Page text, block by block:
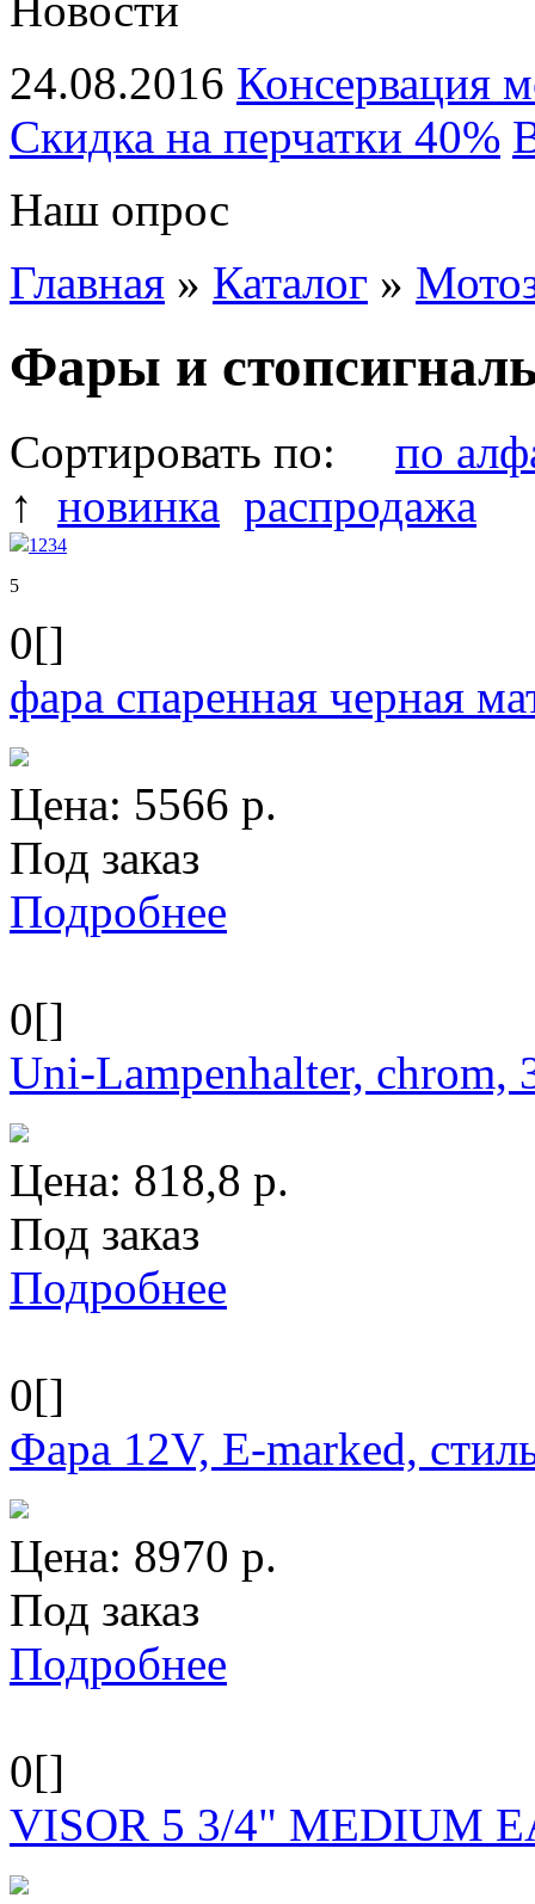
24.08.2016 Консервация
Скидка на перчатки 40%
Наш опрос
Главная » Каталог »
Фары и
Сортировать по: по
↑ новинка распродажа
1 234
5
0[]
фара спаренная черная
Цена: 5566 р.
Под заказ
Подробнее
0[]
Uni-Lampenhalter, chrom,
Цена: 818,8 р.
Под заказ
Подробнее
0[]
Фара 12V, E-marked,
Цена: 8970 р.
Под заказ
Подробнее
0[]
VISOR 5 3/4" MEDIUM